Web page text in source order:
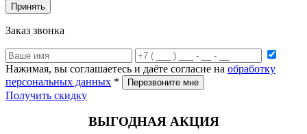
Принять
Заказ звонка
Нажимая, вы соглашаетесь и даёте согласие на обработку
персональных данных *
Получить скидку
ВЫГОДНАЯ АКЦИЯ